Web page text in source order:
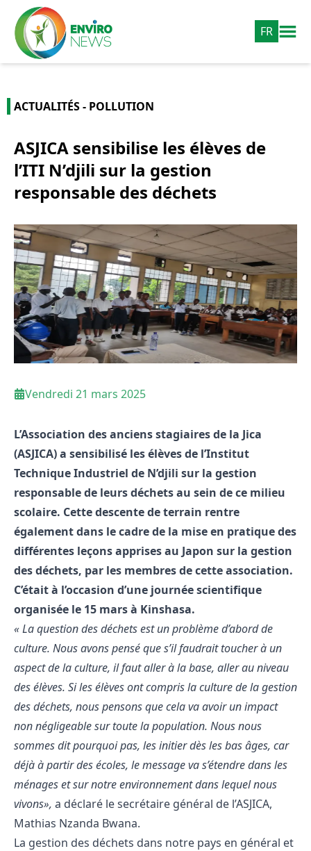
FR
ACTUALITÉS - POLLUTION
ASJICA sensibilise les élèves de
l’ITI N’djili sur la gestion
responsable des déchets
Vendredi 21 mars 2025
L’Association des anciens stagiaires de la Jica
(ASJICA) a sensibilisé les élèves de l’Institut
Technique Industriel de N’djili sur la gestion
responsable de leurs déchets au sein de ce milieu
scolaire. Cette descente de terrain rentre
également dans le cadre de la mise en pratique des
différentes leçons apprises au Japon sur la gestion
des déchets, par les membres de cette association.
C’était à l’occasion d’une journée scientifique
organisée le 15 mars à Kinshasa.
« La question des déchets est un problème d’abord de
culture. Nous avons pensé que s’il faudrait toucher à un
aspect de la culture, il faut aller à la base, aller au niveau
des élèves. Si les élèves ont compris la culture de la gestion
des déchets, nous pensons que cela va avoir un impact
non négligeable sur toute la population. Nous nous
sommes dit pourquoi pas, les initier dès les bas âges, car
déjà à partir des écoles, le message va s’étendre dans les
ménages et sur notre environnement dans lequel nous
vivons», a déclaré le secrétaire général de l’ASJICA,
Mathias Nzanda Bwana.
La gestion des déchets dans notre pays en général et